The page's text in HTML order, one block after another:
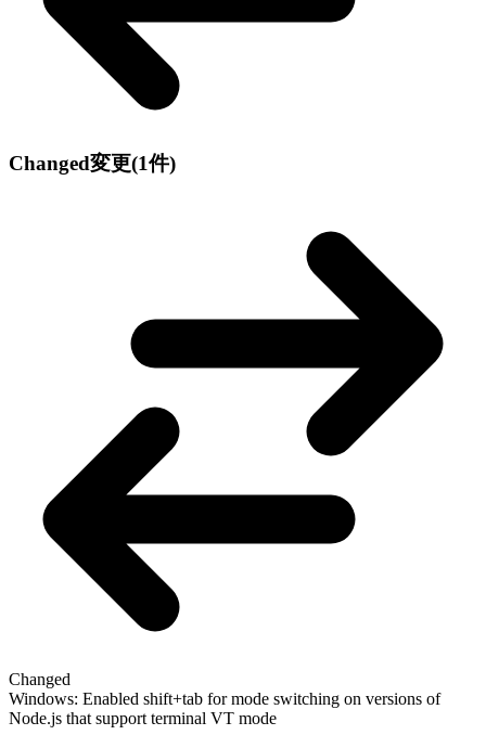
Changed変更(1件)
Changed
Windows: Enabled shift+tab for mode switching on versions of
Node.js that support terminal VT mode